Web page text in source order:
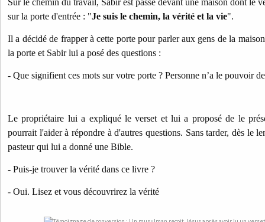
Sur le chemin du travail, Sabir est passé devant une maison dont le
sur la porte d'entrée : "Je suis le chemin, la vérité et la vie".
Il a décidé de frapper à cette porte pour parler aux gens de la
la porte et Sabir lui a posé des questions :
- Que signifient ces mots sur votre porte ? Personne n’a le pouvoir
Le propriétaire lui a expliqué le verset et lui a proposé de le
pourrait l'aider à répondre à d'autres questions. Sans tarder, dès le
pasteur qui lui a donné une Bible.
- Puis-je trouver la vérité dans ce livre ?
- Oui. Lisez et vous découvrirez la vérité